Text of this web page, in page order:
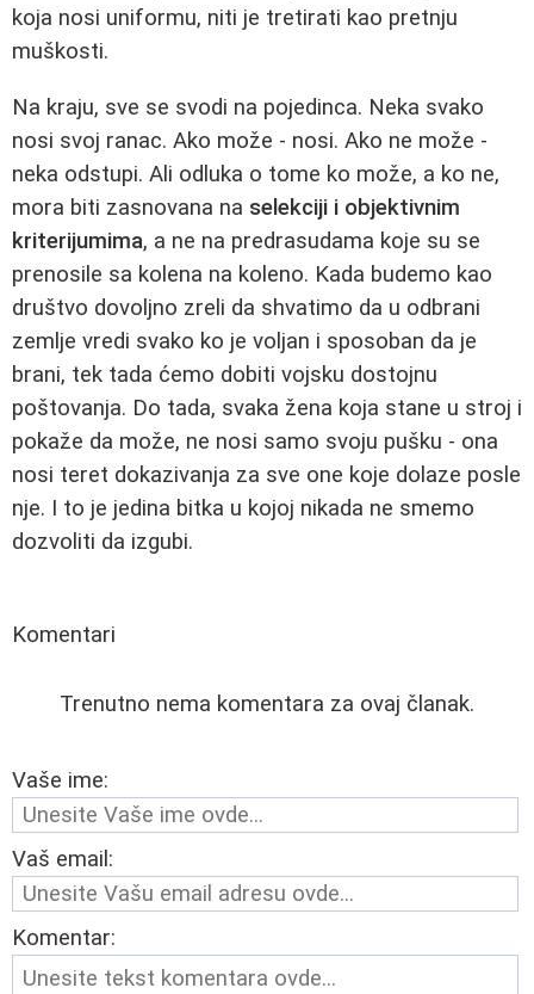
koja nosi uniformu, niti je tretirati kao pretnju
muškosti.
Na kraju, sve se svodi na pojedinca. Neka svako
nosi svoj ranac. Ako može - nosi. Ako ne može -
neka odstupi. Ali odluka o tome ko može, a ko ne,
mora biti zasnovana na selekciji i objektivnim
kriterijumima, a ne na predrasudama koje su se
prenosile sa kolena na koleno. Kada budemo kao
društvo dovoljno zreli da shvatimo da u odbrani
zemlje vredi svako ko je voljan i sposoban da je
brani, tek tada ćemo dobiti vojsku dostojnu
poštovanja. Do tada, svaka žena koja stane u stroj i
pokaže da može, ne nosi samo svoju pušku - ona
nosi teret dokazivanja za sve one koje dolaze posle
nje. I to je jedina bitka u kojoj nikada ne smemo
dozvoliti da izgubi.
Komentari
Trenutno nema komentara za ovaj članak.
Vaše ime:
Vaš email:
Komentar: